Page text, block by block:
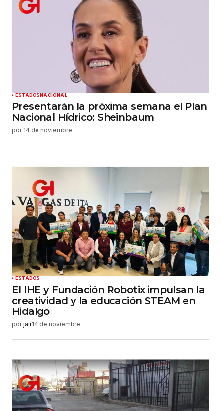
Tu correo electrónico
Guardar mi nombre, correo electrónico y sitio
web en este navegador para la próxima vez que
haga un comentario.
Enviar comentario
ESTADOSNACIONAL
Presentarán la próxima semana el Plan
Nacional Hídrico: Sheinbaum
por 14 de noviembre
ESTADOS
El IHE y Fundación Robotix impulsan la
creatividad y la educación STEAM en
Hidalgo
por jair14 de noviembre